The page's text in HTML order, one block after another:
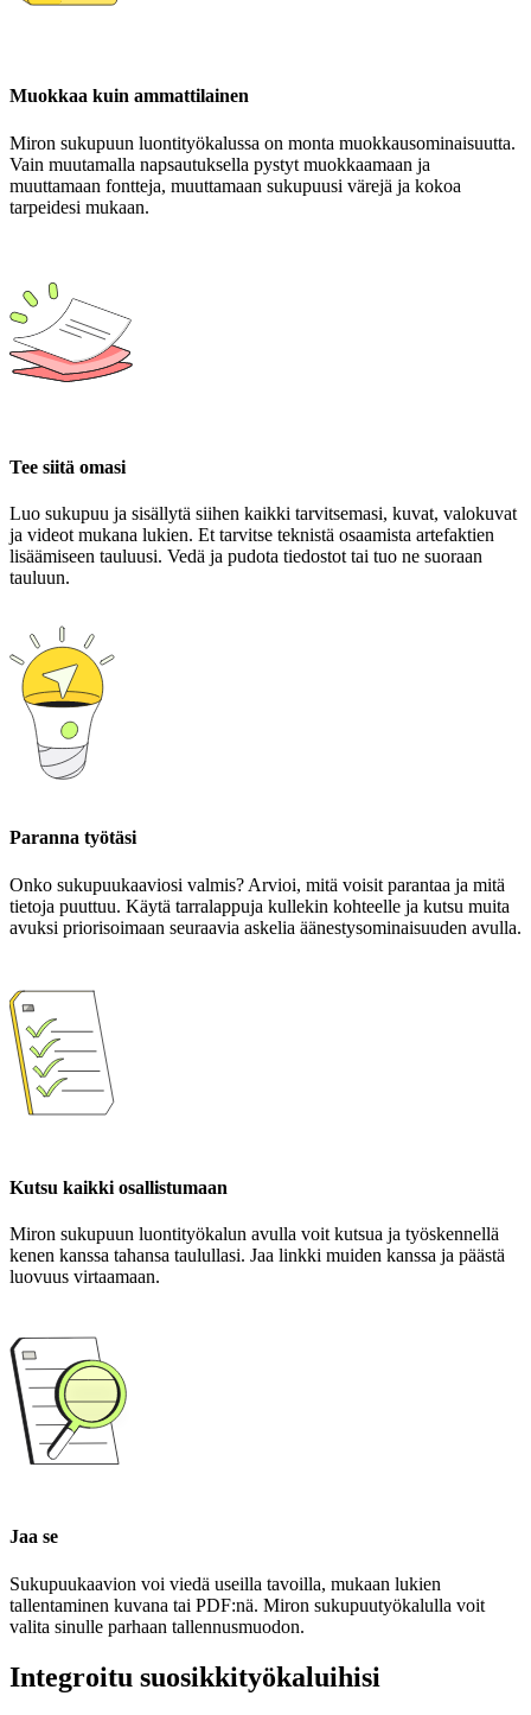
Muokkaa kuin ammattilainen
Miron sukupuun luontityökalussa on monta muokkausominaisuutta.
Vain muutamalla napsautuksella pystyt muokkaamaan ja
muuttamaan fontteja, muuttamaan sukupuusi värejä ja kokoa
tarpeidesi mukaan.
Tee siitä omasi
Luo sukupuu ja sisällytä siihen kaikki tarvitsemasi, kuvat, valokuvat
ja videot mukana lukien. Et tarvitse teknistä osaamista artefaktien
lisäämiseen tauluusi. Vedä ja pudota tiedostot tai tuo ne suoraan
tauluun.
Paranna työtäsi
Onko sukupuukaaviosi valmis? Arvioi, mitä voisit parantaa ja mitä
tietoja puuttuu. Käytä tarralappuja kullekin kohteelle ja kutsu muita
avuksi priorisoimaan seuraavia askelia äänestysominaisuuden avulla.
Kutsu kaikki osallistumaan
Miron sukupuun luontityökalun avulla voit kutsua ja työskennellä
kenen kanssa tahansa taulullasi. Jaa linkki muiden kanssa ja päästä
luovuus virtaamaan.
Jaa se
Sukupuukaavion voi viedä useilla tavoilla, mukaan lukien
tallentaminen kuvana tai PDF:nä. Miron sukupuutyökalulla voit
valita sinulle parhaan tallennusmuodon.
Integroitu suosikkityökaluihisi